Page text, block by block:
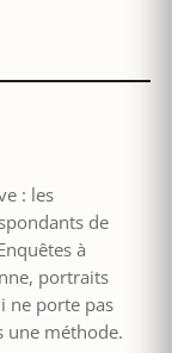
: les
de
à
portraits
ne porte pas
méthode.